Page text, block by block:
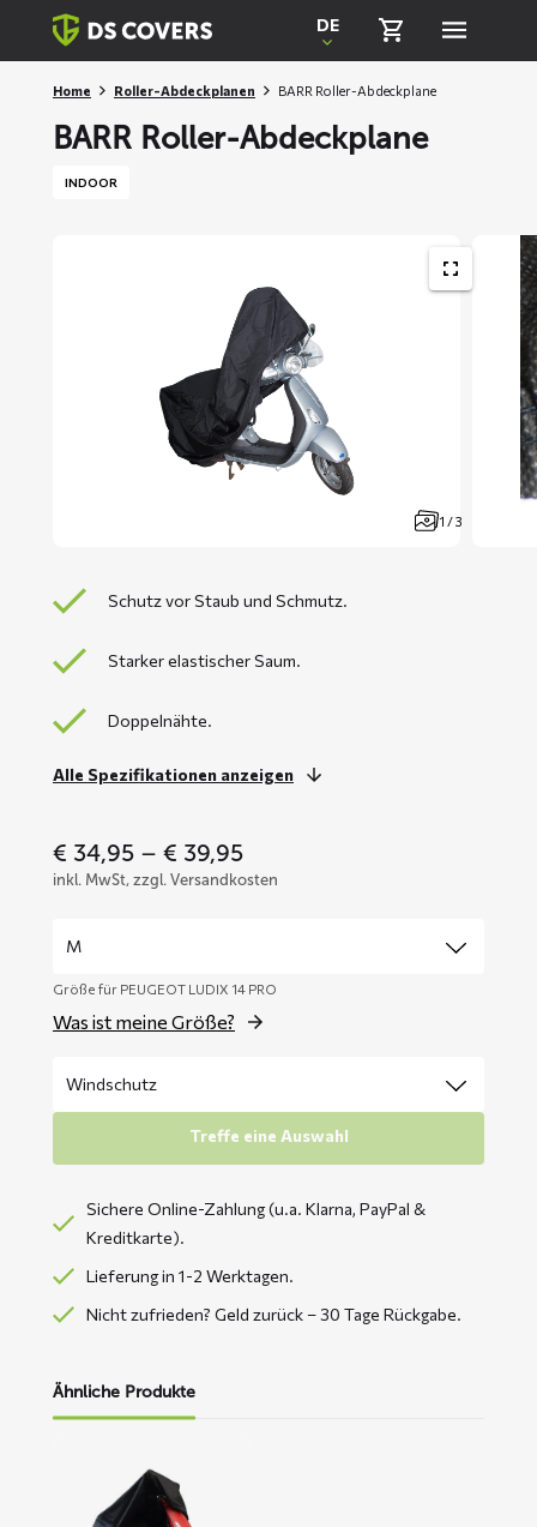
Skiplinks
DE
Home Roller-Abdeckplanen BARR Roller-Abdeckplane
BARR Roller-Abdeckplane
INDOOR
1 / 3
Schutz vor Staub und Schmutz.
Starker elastischer Saum.
Doppelnähte.
Alle Spezifikationen anzeigen
€ 34,95 – € 39,95Price
range:
inkl. MwSt, zzgl. Versandkosten
Größe für PEUGEOT LUDIX 14 PRO
Was ist meine Größe?
Treffe eine Auswahl
Sichere Online-Zahlung (u.a. Klarna, PayPal &
Kreditkarte).
Lieferung in 1-2 Werktagen.
Nicht zufrieden? Geld zurück – 30 Tage Rückgabe.
Ähnliche Produkte